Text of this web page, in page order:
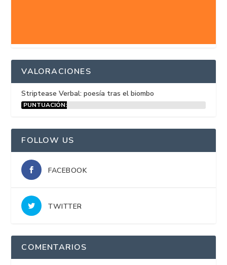
VALORACIONES
Striptease Verbal: poesía tras el biombo
PUNTUACIÓN:
FOLLOW US
FACEBOOK
TWITTER
COMENTARIOS